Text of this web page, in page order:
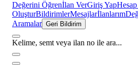
Değerini Öğrenİlan VerGiriş Yap
OluşturBildirimlerMesajlarİlanlarım
Aramalar Geri Bildirim
Kelime, semt veya ilan no ile ara...